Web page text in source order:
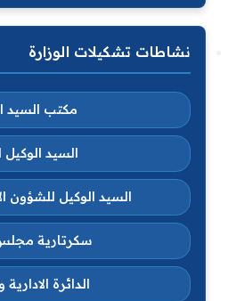
نشاطات تشكيلات الوزارة
مكتب السيد
السيد الوكيل
السيد الوكيل للشؤون
سكرتارية
الدائرة الادارية